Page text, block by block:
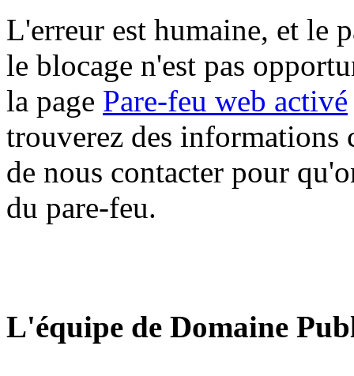
L'erreur est humaine, et le
le blocage n'est pas
la page Pare-feu web activé
trouverez des informations
de nous contacter pour
du pare-feu.
L'équipe de Domaine